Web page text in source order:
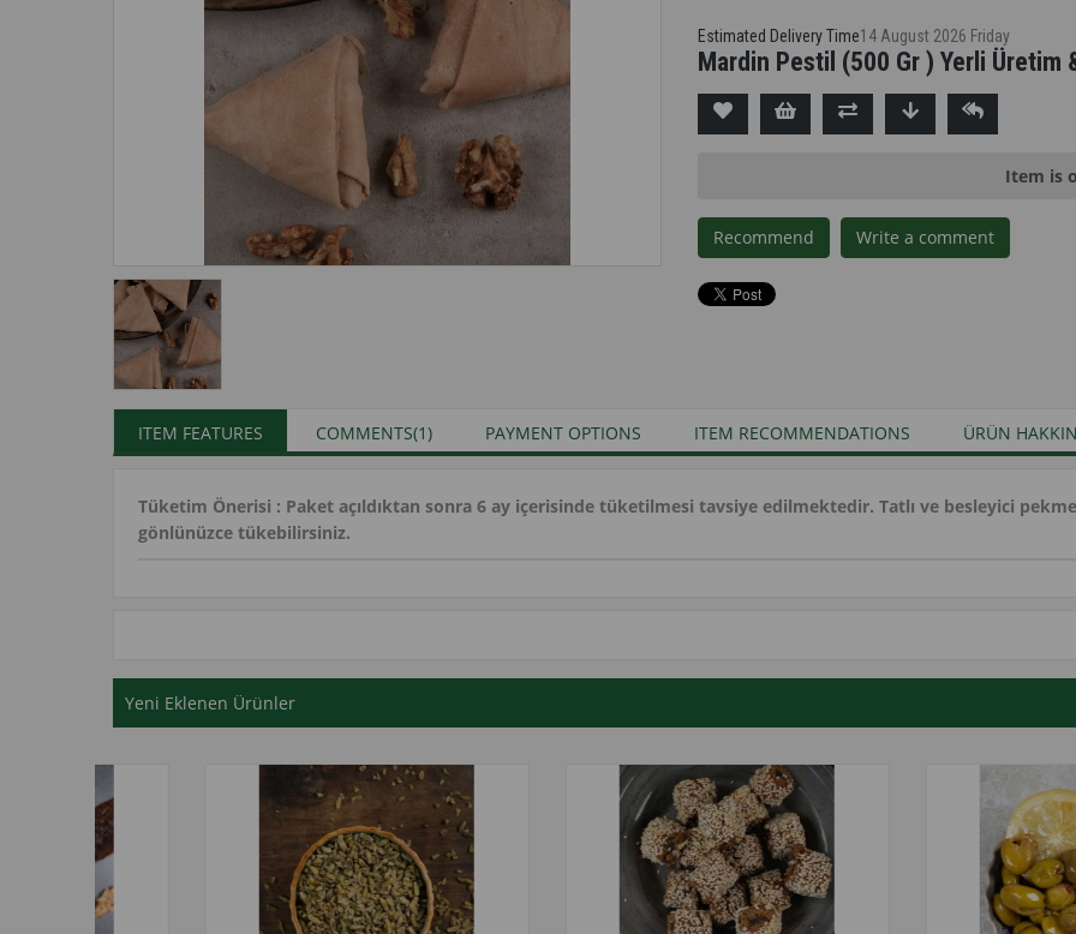
Estimated Delivery Time14 August 2026 Friday
Mardin Pestil (500 Gr ) Yerli Üretim
Item is
Recommend Write a comment
ITEM FEATURES COMMENTS(1) PAYMENT OPTIONS ITEM RECOMMENDATIONS ÜRÜN
Tüketim Önerisi : Paket açıldıktan sonra 6 ay içerisinde tüketilmesi tavsiye edilmektedir. Tatlı ve besleyici
gönlünüzce tükebilirsiniz.
Yeni Eklenen Ürünler